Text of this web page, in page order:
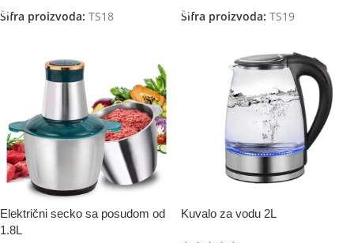
Šifra proizvoda: TS18
Šifra proizvoda: TS19
Električni secko sa posudom od
1.8L
Kuvalo za vodu 2L